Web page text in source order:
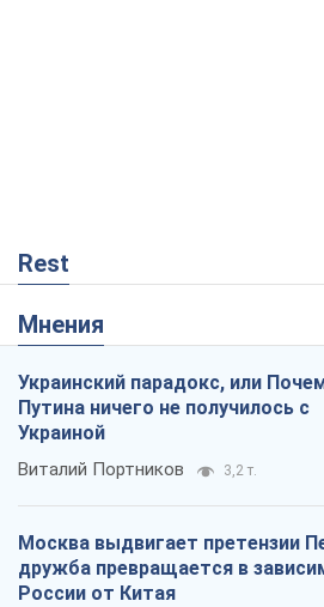
Rest
Мнения
Украинский парадокс, или
Путина ничего не получилось с
Украиной
Виталий Портников 3,2 т.
Москва выдвигает претензии
дружба превращается в
России от Китая